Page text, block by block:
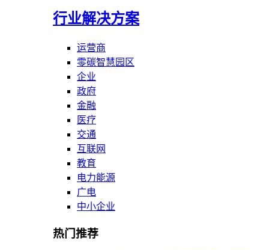
行业解决方案
运营商
零碳智慧园区
企业
政府
金融
医疗
交通
互联网
教育
电力能源
广电
中小企业
热门推荐